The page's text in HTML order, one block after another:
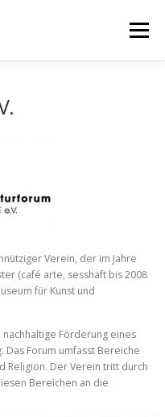
Menü
Verein, der im Jahre
(café arte, sesshaft bis 2008
für Kunst und
Förderung eines
Das Forum umfasst Bereiche
Religion. Der Verein tritt durch
Bereichen an die